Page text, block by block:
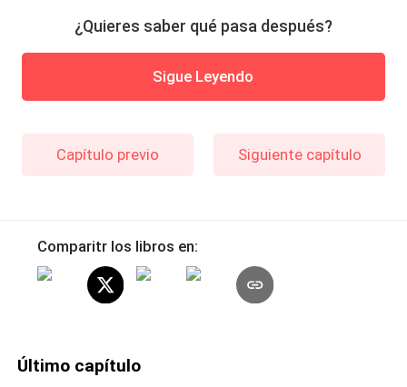
¿Quieres saber qué pasa después?
Sigue Leyendo
Capítulo previo Siguiente capítulo
Comparitr los libros en:
Último capítulo